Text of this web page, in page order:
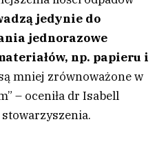
jedynie do
jednorazowe
np. papieru i
mniej zrównoważone w
– oceniła dr Isabell